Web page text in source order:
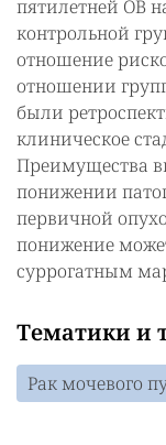
пятилетней ОВ
контрольной
отношение
отношении
были
клиническое
Преимущества
понижении
первичной
понижение
суррогатным
Тематики и
Рак мочевого